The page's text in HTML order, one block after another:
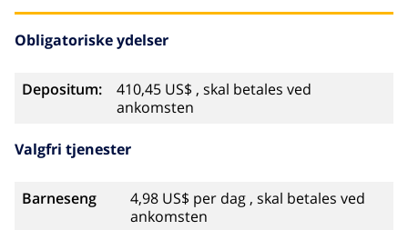
Obligatoriske ydelser
Depositum:
410,45 US$ , skal betales ved
ankomsten
Valgfri tjenester
Barneseng
4,98 US$ per dag , skal betales ved
ankomsten